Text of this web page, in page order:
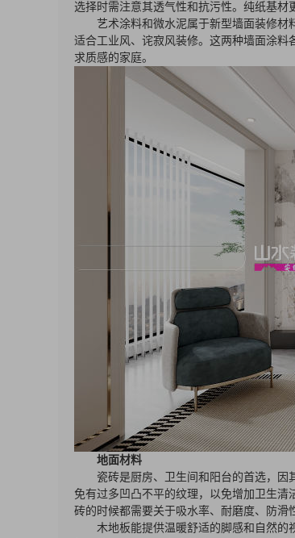
选择时需注意其透气性和抗污性。纯纸基材
艺术涂料和微水泥属于新型墙面装修材
适合工业风、诧寂风装修。这两种墙面涂
求质感的家庭。
地面材料
瓷砖是厨房、卫生间和阳台的首选，因
免有过多凹凸不平的纹理，以免增加卫生
砖的时候都需要关于吸水率、耐磨度、防滑
木地板能提供温暖舒适的脚感和自然的